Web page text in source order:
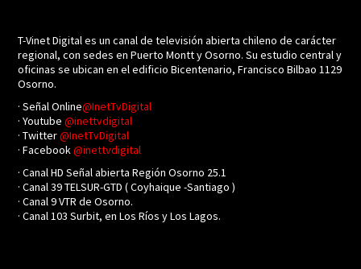
T-Vinet Digital es un canal de televisión abierta chileno de carácter
regional, con sedes en Puerto Montt y Osorno. Su estudio central y
oficinas se ubican en el edificio Bicentenario, Francisco Bilbao 1129
Osorno.
· Señal Online@InetTvDigital
· Youtube@inettvdigital
· Twitter@InetTvDigital
· Facebook@inettvdigital
· Canal HD Señal abierta Región Osorno 25.1
· Canal 39 TELSUR-GTD ( Coyhaique -Santiago )
· Canal 9 VTR de Osorno.
· Canal 103 Surbit, en Los Ríos y Los Lagos.